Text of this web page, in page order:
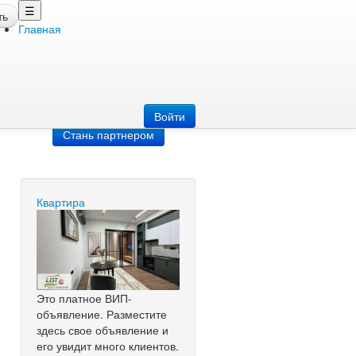
☰
Главная
Войти
Стань партнером
Квартира
Это платное ВИП-
объявление. Разместите
здесь свое объявление и
его увидит много клиентов.